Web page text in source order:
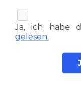
Ja, ich habe
gelesen.